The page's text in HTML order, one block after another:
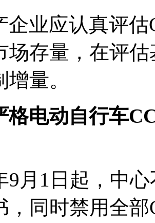
企业应认真评估
场存量，在评
量。
格电动自行车
9 月 1 日起，中
，同时禁用全部